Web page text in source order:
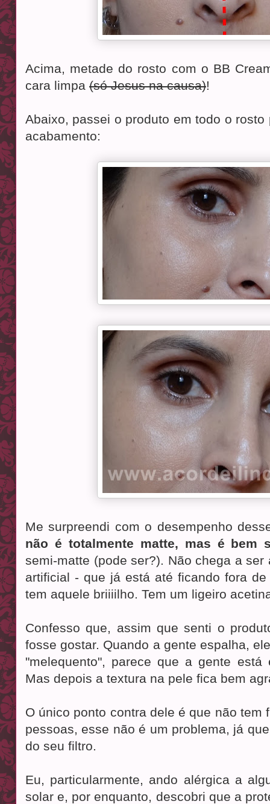
Acima, metade do rosto com o BB
cara limpa (só Jesus na causa)!
Abaixo, passei o produto em todo o
acabamento:
Me surpreendi com o desempenho
não é totalmente matte, mas é bem
semi-matte (pode ser?). Não chega a
artificial - que já está até ficando fora
tem aquele briiiilho. Tem um ligeiro
Confesso que, assim que senti o
fosse gostar. Quando a gente espalha,
"melequento", parece que a gente está
Mas depois a textura na pele fica bem
O único ponto contra dele é que não tem
pessoas, esse não é um problema, já
do seu filtro.
Eu, particularmente, ando alérgica a
solar e, por enquanto, descobri que a